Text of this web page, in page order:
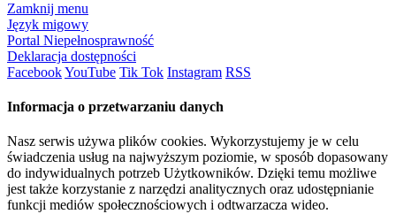
Zamknij menu
Język migowy
Portal Niepełnosprawność
Deklaracja dostępności
FacebookYouTube Tik Tok Instagram RSS
Informacja o przetwarzaniu danych
Nasz serwis używa plików cookies. Wykorzystujemy je w celu
świadczenia usług na najwyższym poziomie, w sposób dopasowany
do indywidualnych potrzeb Użytkowników. Dzięki temu możliwe
jest także korzystanie z narzędzi analitycznych oraz udostępnianie
funkcji mediów społecznościowych i odtwarzacza wideo.